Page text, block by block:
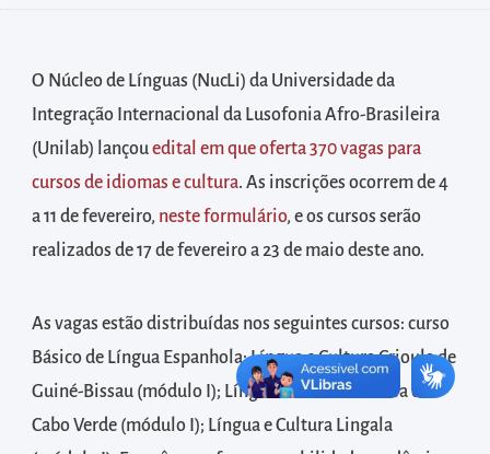
realizar
buscas
internas
Acessar
diretamente
as
no
O Núcleo de Línguas (NucLi) da Universidade da
Integração Internacional da Lusofonia Afro-Brasileira
(Unilab) lançouedital em que oferta 370 vagas para
cursos de idiomas e cultura. As inscrições ocorrem de 4
a 11 de fevereiro, neste formulário, e os cursos serão
realizados de 17 de fevereiro a 23 de maio deste ano.
As vagas estão distribuídas nos seguintes cursos: curso
Básico de Língua Espanhola; Língua e Cultura Crioula de
Guiné-Bissau (módulo I); Língua e Cultura Crioula de
Cabo Verde (módulo I); Língua e Cultura Lingala